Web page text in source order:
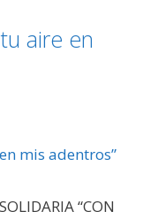
aire en
“CON